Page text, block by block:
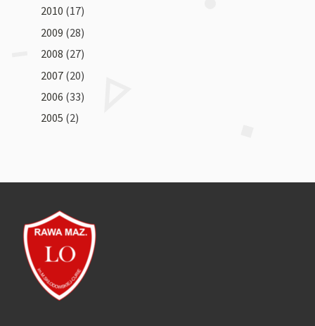
2010 (17)
2009 (28)
2008 (27)
2007 (20)
2006 (33)
2005 (2)